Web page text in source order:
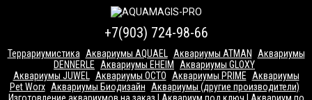
+7(903) 724-98-66
Террариумистика Аквариумы AQUAEL Аквариумы ATMAN
Аквариумы
DENNERLE
Аквариумы EHEIM
Аквариумы GLOXY
Аквариумы JUWEL
Аквариумы OCTO Аквариумы PRIME
Аквариумы
Pet Worx Аквариумы Биодизайн
Аквариумы (другие производители)